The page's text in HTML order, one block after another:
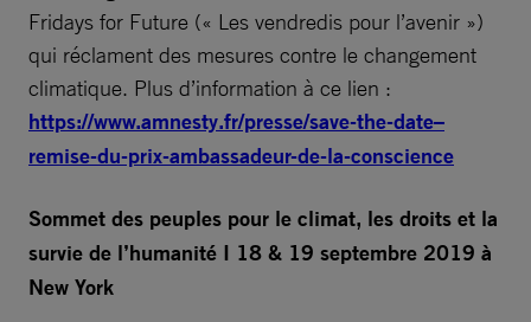
Fridays for Future (« Les vendredis pour l’avenir »)
qui réclament des mesures contre le changement
climatique. Plus d’information à ce lien :
https://www.amnesty.fr/presse/save-the-date–
remise-du-prix-ambassadeur-de-la-conscience
Sommet des peuples pour le climat, les droits et la
survie de l’humanité I 18 & 19 septembre 2019 à
New York